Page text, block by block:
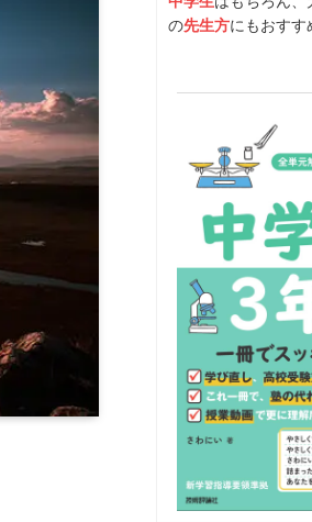
の先生方にもおすす